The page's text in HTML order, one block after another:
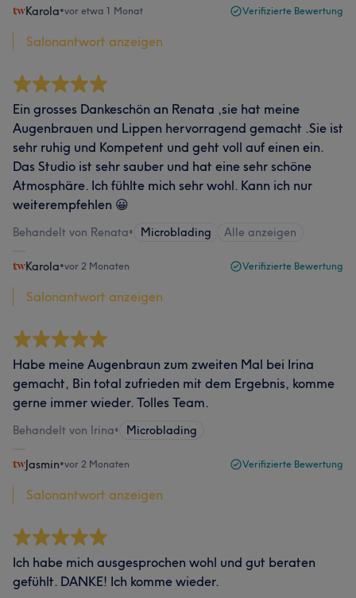
Karola•vor etwa 1 Monat Verifizierte Bewertung
Salonantwort anzeigen
Ein grosses Dankeschön an Renata ,sie hat meine
Augenbrauen und Lippen hervorragend gemacht .Sie ist
sehr ruhig und Kompetent und geht voll auf einen ein.
Das Studio ist sehr sauber und hat eine sehr schöne
Atmosphäre. Ich fühlte mich sehr wohl. Kann ich nur
weiterempfehlen 😀
Behandelt von Renata• Microblading Alle anzeigen
Karola•vor 2 Monaten Verifizierte Bewertung
Salonantwort anzeigen
Habe meine Augenbraun zum zweiten Mal bei Irina
gemacht, Bin total zufrieden mit dem Ergebnis, komme
gerne immer wieder. Tolles Team.
Behandelt von Irina• Microblading
Jasmin•vor 2 Monaten Verifizierte Bewertung
Salonantwort anzeigen
Ich habe mich ausgesprochen wohl und gut beraten
gefühlt. DANKE! Ich komme wieder.